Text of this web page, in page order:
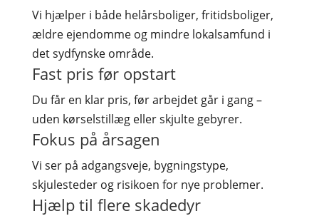
Vi hjælper i både helårsboliger, fritidsboliger,
ældre ejendomme og mindre lokalsamfund i
det sydfynske område.
Fast pris før opstart
Du får en klar pris, før arbejdet går i gang –
uden kørselstillæg eller skjulte gebyrer.
Fokus på årsagen
Vi ser på adgangsveje, bygningstype,
skjulesteder og risikoen for nye problemer.
Hjælp til flere skadedyr